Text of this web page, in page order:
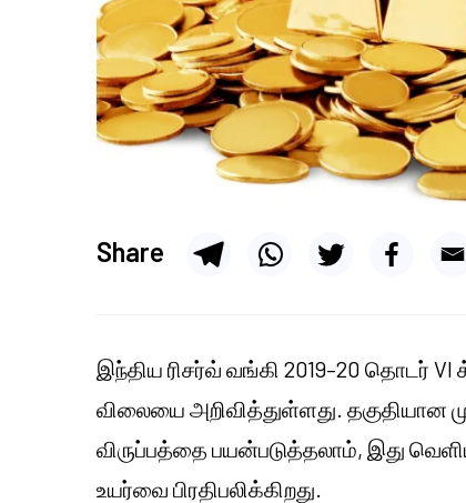
Share
இந்திய ரிசர்வ் வங்கி 2019–20 தொடர்
விலையை அறிவித்துள்ளது. தகுதியான
விருப்பத்தை பயன்படுத்தலாம், இது
உயர்வை பிரதிபலிக்கிறது.